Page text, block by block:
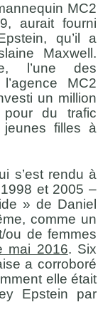
MC2
aurait fourni
qu’il a
Maxwell.
l’une des
MC2
un million
du trafic
filles à
s’est rendu à
1998 et 2005 –
» de Daniel
comme un
ou de femmes
mai 2016. Six
a corroboré
elle était
Epstein par